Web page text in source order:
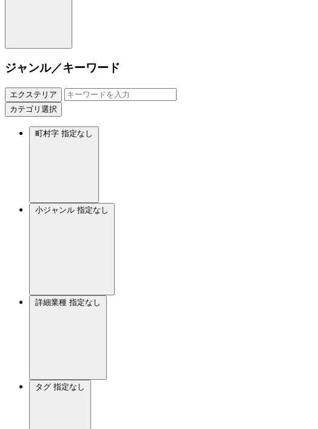
ジャンル／キーワード
エクステリア
カテゴリ選択
町村字 指定なし
小ジャンル 指定なし
詳細業種 指定なし
タグ 指定なし